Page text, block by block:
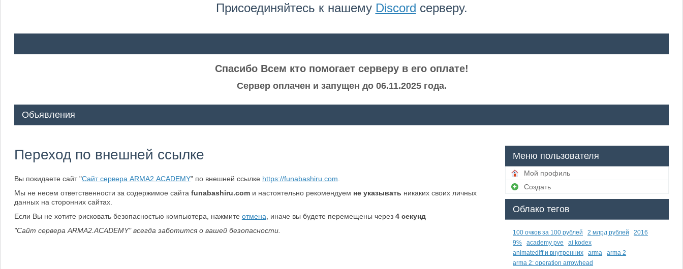
Присоединяйтесь к нашему Discord серверу.
Спасибо Всем кто помогает серверу в его оплате!
Сервер оплачен и запущен до 06.11.2025 года.
Объявления
Переход по внешней ссылке
Вы покидаете сайт "Сайт сервера ARMA2.ACADEMY" по внешней ссылке https://funabashiru.com
Мы не несем ответственности за содержимое сайта funabashiru.comи настоятельно рекомендуем не указывать никаких своих личных
данных на сторонних сайтах.
Если Вы не хотите рисковать безопасностью компьютера, нажмите отмена , иначе вы будете перемещены через 4секунд
"Сайт сервера ARMA2.ACADEMY" всегда заботится о вашей безопасности.
Меню пользователя
Мой профиль
Создать
Облако тегов
100 очков за 100 рублей 2 млрд рублей
2016
9%
academy pve
ai kodex
animatediff и внутренних
arma
arma 2
arma 2: operation arrowhead